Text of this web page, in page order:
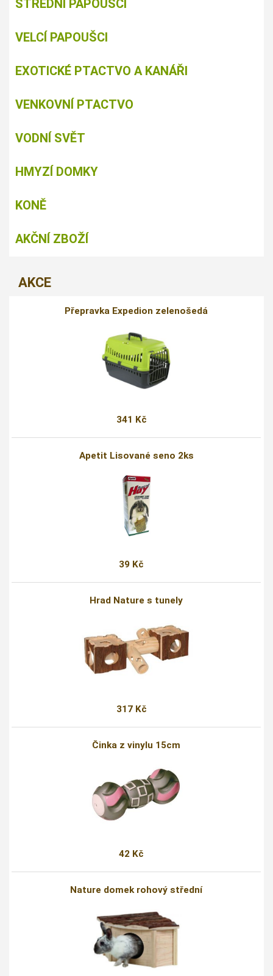
STŘEDNÍ PAPOUŠCI
VELCÍ PAPOUŠCI
EXOTICKÉ PTACTVO A KANÁŘI
VENKOVNÍ PTACTVO
VODNÍ SVĚT
HMYZÍ DOMKY
KONĚ
AKČNÍ ZBOŽÍ
AKCE
Přepravka Expedion zelenošedá
341 Kč
Apetit Lisované seno 2ks
39 Kč
Hrad Nature s tunely
317 Kč
Činka z vinylu 15cm
42 Kč
Nature domek rohový střední